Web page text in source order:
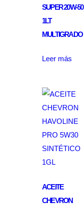
SUPER 20W-50
1LT
MULTIGRADO
Leer más
ACEITE
CHEVRON